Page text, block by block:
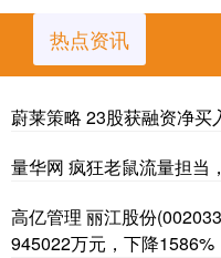
热点资讯
蔚莱策略 23股获融资净
量华网 疯狂老鼠流量担当
高亿管理 丽江股份
945022万元，下降1586%